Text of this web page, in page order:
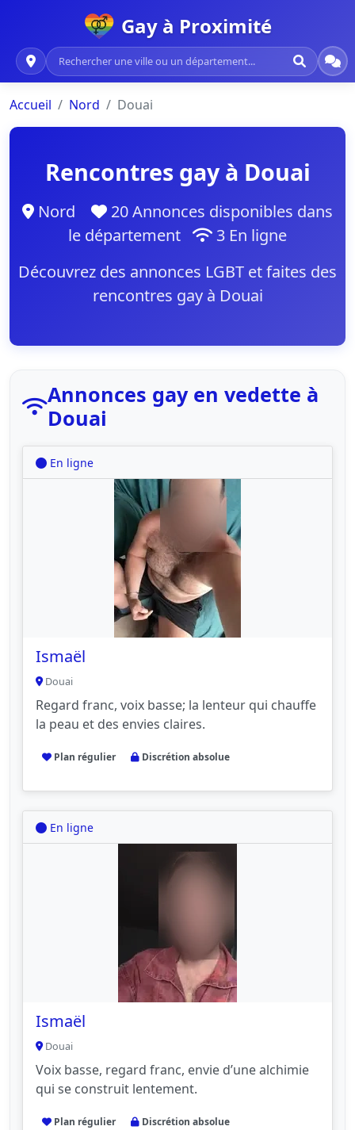
Gay à Proximité
Accueil Nord Douai
Rencontres gay à Douai
Nord
20 Annonces disponibles dans
le département
3 En ligne
Découvrez des annonces LGBT et faites des
rencontres gay à Douai
Annonces gay en vedette à
Douai
En ligne
Ismaël
Douai
Regard franc, voix basse; la lenteur qui chauffe
la peau et des envies claires.
Plan régulier Discrétion absolue
En ligne
Ismaël
Douai
Voix basse, regard franc, envie d’une alchimie
qui se construit lentement.
Plan régulier Discrétion absolue